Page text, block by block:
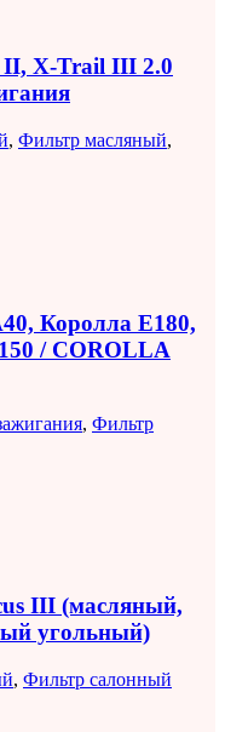
II, X-Trail III 2.0
, Фильтр масляный,
Королла E180,
/ COROLLA
, Фильтр
III (масляный,
угольный)
, Фильтр салонный